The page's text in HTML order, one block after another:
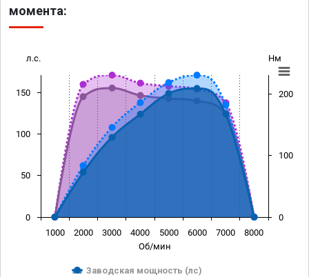
момента:
Об/мин
л.с. Нм
Заводская мощность (лс)
1000 2000 3000 4000 5000 6000 7000 8000
0
50
100
150
0
100
200